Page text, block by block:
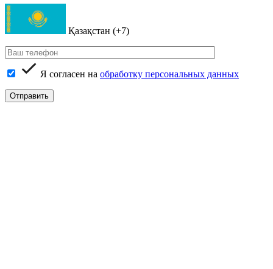
Қазақстан (+7)
Я согласен на обработку персональных данных